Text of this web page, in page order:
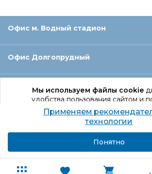
Мы используем файлы cookie
удобства пользования сайтом и
качества рекомендаций.
Продолжая использование сайта,
согласие на обработку
Офис м. Водный стадион
Офис Долгопрудный
Офис Санкт‑Петербург
Оформление заказа
Применяем
технологии
Понятно